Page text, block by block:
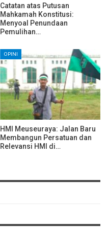
Catatan atas Putusan
Mahkamah Konstitusi:
Menyoal Penundaan
Pemulihan…
OPINI
HMI Meuseuraya: Jalan Baru
Membangun Persatuan dan
Relevansi HMI di…